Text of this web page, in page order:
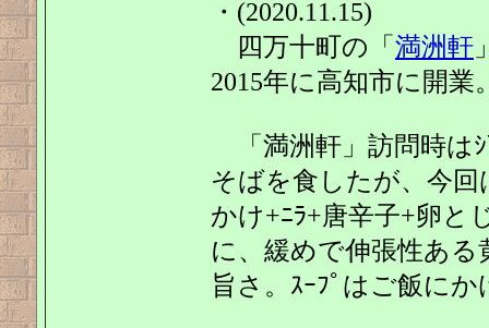
・(2020.11.15)
四万十町の「 満洲軒
2015年に高知市に開
「満洲軒」訪問時は
そばを食したが、今回
かけ+ﾆﾗ+唐辛子+卵と
に、緩めで伸張性あ
旨さ。ｽｰﾌﾟはご飯に